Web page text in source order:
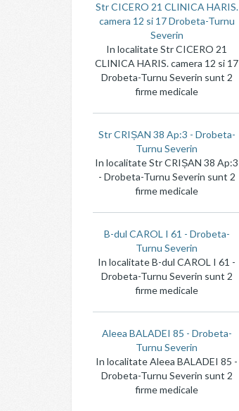
Str CICERO 21 CLINICA HARIS.
camera 12 si 17 Drobeta-Turnu
Severin
In localitate Str CICERO 21
CLINICA HARIS. camera 12 si 17
Drobeta-Turnu Severin sunt 2
firme medicale
Str CRIȘAN 38 Ap:3 - Drobeta-
Turnu Severin
In localitate Str CRIȘAN 38 Ap:3
- Drobeta-Turnu Severin sunt 2
firme medicale
B-dul CAROL I 61 - Drobeta-
Turnu Severin
In localitate B-dul CAROL I 61 -
Drobeta-Turnu Severin sunt 2
firme medicale
Aleea BALADEI 85 - Drobeta-
Turnu Severin
In localitate Aleea BALADEI 85 -
Drobeta-Turnu Severin sunt 2
firme medicale